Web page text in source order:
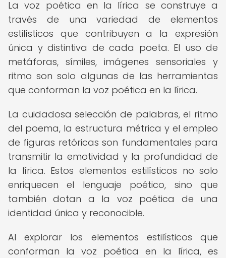
La voz poética en la lírica se construye a
través de una variedad de elementos
estilísticos que contribuyen a la expresión
única y distintiva de cada poeta. El uso de
metáforas, símiles, imágenes sensoriales y
ritmo son solo algunas de las herramientas
que conforman la voz poética en la lírica.
La cuidadosa selección de palabras, el ritmo
del poema, la estructura métrica y el empleo
de figuras retóricas son fundamentales para
transmitir la emotividad y la profundidad de
la lírica. Estos elementos estilísticos no solo
enriquecen el lenguaje poético, sino que
también dotan a la voz poética de una
identidad única y reconocible.
Al explorar los elementos estilísticos que
conforman la voz poética en la lírica, es